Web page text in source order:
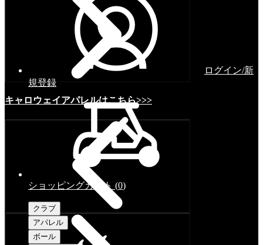
キャロウェイアパレルはこちら>>>
ログイン/新
規登録
ショッピングカート (0)
クラブ
アパレル
ボール